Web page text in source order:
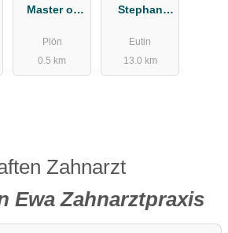
Master of
Implantologi
e Zahnarzt
Plön
0.5 km
Stephan
Eutin
13.0 km
Zahnarzt
Ewa Zahnarztpraxis